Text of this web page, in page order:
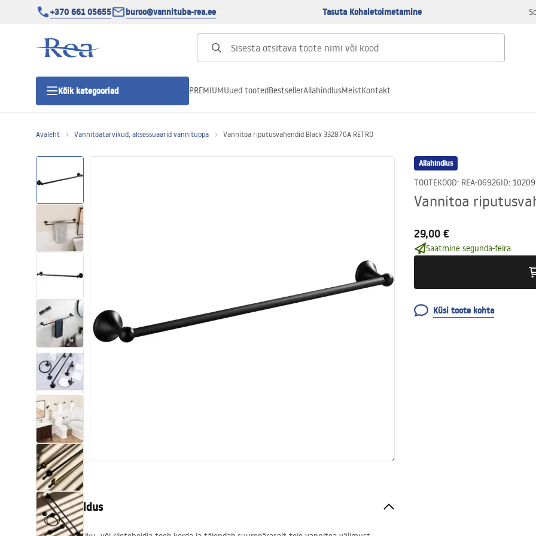
+370 661 05655 buroo@vannituba-rea.ee Tasuta Kohaletoimetamine
Kõik kategooriad
Duši uks
Vannitoa dušialused
Lineaarne duši äravool
Vajub ära
Vannid ja ekraanid
Vannitoa segistid
Vannitoas dušid
Köök
Vannitoa tarvikud
PREMIUMUued tootedBestsellerAllahindlusMeistKontakt
Avaleht Vannitoatarvikud, aksessuaarid vannituppa Vannitoa riputusvahendid Black 332870A RETRO
Allahindlus
TOOTEKOOD: REA-06926ID: 10209
Vannitoa
29,00 €
Saatmine segunda-feira.
Küsi toote kohta
Tootekirjeldus